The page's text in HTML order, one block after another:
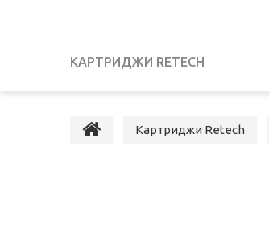
КАРТРИДЖИ RETECH
Картриджи Retech